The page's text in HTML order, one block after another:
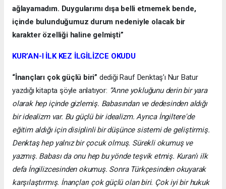
ağlayamadım. Duygularımı dışa belli etmemek bende,
içinde bulunduğumuz durum nedeniyle olacak bir
karakter özelliği haline gelmişti”
KUR’AN-I İLK KEZ İLGİLİZCE OKUDU
“İnançları çok güçlü biri” dediği Rauf Denktaş’ı Nur Batur
yazdığı kitapta şöyle anlatıyor: “Anne yokluğunu derin bir yara
olarak hep içinde gizlemiş. Babasından ve dedesinden aldığı
bir idealizm var. Bu güçlü bir idealizm. Ayrıca İngiltere'de
eğitim aldığı için disiplinli bir düşünce sistemi de geliştirmiş.
Denktaş hep yalnız bir çocuk olmuş. Sürekli okumuş ve
yazmış. Babası da onu hep bu yönde teşvik etmiş. Kuran'ı ilk
defa İngilizcesinden okumuş. Sonra Türkçesinden okuyarak
karşılaştırmış. İnançları çok güçlü olan biri. Çok iyi bir hukuk